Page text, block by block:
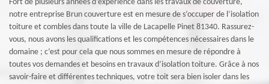
Fort de plusieurs années d’expérience dans les travaux de couverture,
notre entreprise Brun couverture est en mesure de s’occuper de l’isolation
toiture et combles dans toute la ville de Lacapelle Pinet 81340. Rassurez-
vous, nous avons les qualifications et les compétences nécessaires dans le
domaine ; c’est pour cela que nous sommes en mesure de répondre à
toutes vos demandes et besoins en travaux d’isolation toiture. Grâce à nos
savoir-faire et différentes techniques, votre toit sera bien isoler dans les